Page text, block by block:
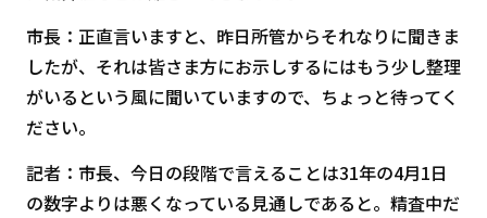
市長：正直言いますと、昨日所管からそれなりに聞きま
したが、それは皆さま方にお示しするにはもう少し整理
がいるという風に聞いていますので、ちょっと待ってく
ださい。
記者：市長、今日の段階で言えることは31年の4月1日
の数字よりは悪くなっている見通しであると。精査中だ